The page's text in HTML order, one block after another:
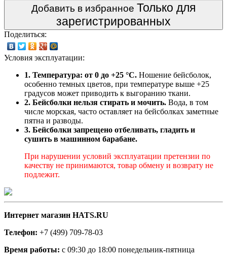
Добавить в избранное Только для
зарегистрированных
Поделиться:
Условия эксплуатации:
1. Температура: от 0 до +25 °C. Ношение бейсболок,
особенно темных цветов, при температуре выше +25
градусов может приводить к выгоранию ткани.
2. Бейсболки нельзя стирать и мочить. Вода, в том
числе морская, часто оставляет на бейсболках заметные
пятна и разводы.
3. Бейсболки запрещено отбеливать, гладить и
сушить в машинном барабане.
При нарушении условий эксплуатации претензии по
качеству не принимаются, товар обмену и возврату не
подлежит.
Интернет магазин HATS.RU
Телефон: +7 (499) 709-78-03
Время работы: с 09:30 до 18:00 понедельник-пятница